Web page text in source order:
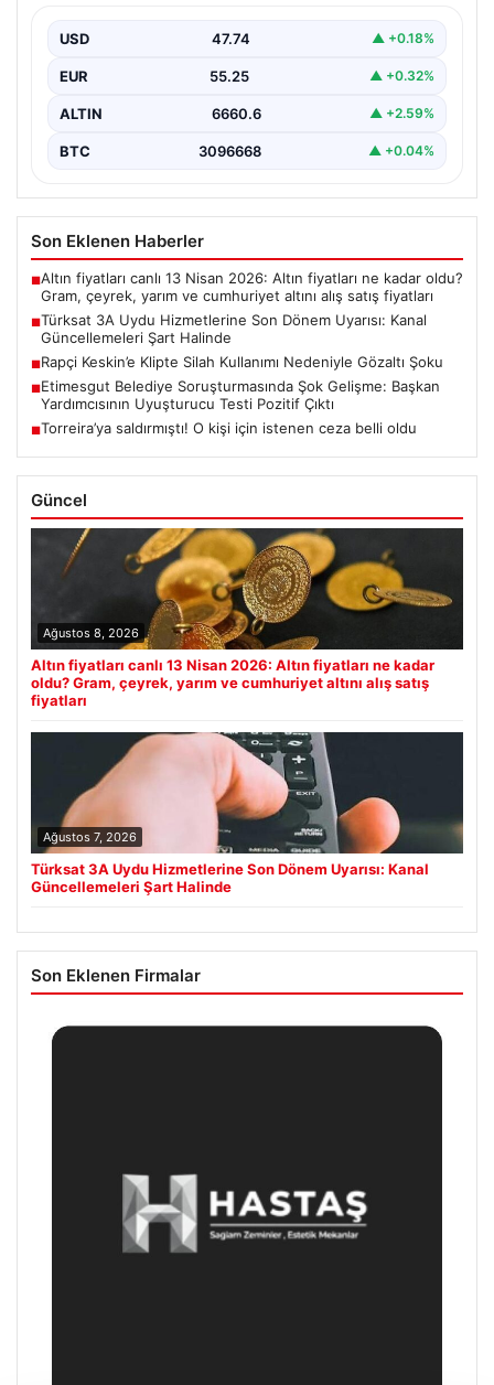
Türksat 3A uydusu, uzun yıllar boyunca Türkiye'nin
USD 47.74 ▲ +0.18%
EUR 55.25 ▲ +0.32%
ALTIN 6660.6 ▲ +2.59%
BTC 3096668 ▲ +0.04%
Son Eklenen Haberler
■Altın fiyatları canlı 13 Nisan 2026: Altın fiyatları ne kadar oldu?
Gram, çeyrek, yarım ve cumhuriyet altını alış satış fiyatları
■Türksat 3A Uydu Hizmetlerine Son Dönem Uyarısı: Kanal
Güncellemeleri Şart Halinde
■Rapçi Keskin’e Klipte Silah Kullanımı Nedeniyle Gözaltı Şoku
■Etimesgut Belediye Soruşturmasında Şok Gelişme: Başkan
Yardımcısının Uyuşturucu Testi Pozitif Çıktı
■Torreira’ya saldırmıştı! O kişi için istenen ceza belli oldu
Güncel
Ağustos 8, 2026
Altın fiyatları canlı 13 Nisan 2026: Altın fiyatları ne kadar
oldu? Gram, çeyrek, yarım ve cumhuriyet altını alış satış
fiyatları
Ağustos 7, 2026
Türksat 3A Uydu Hizmetlerine Son Dönem Uyarısı: Kanal
Güncellemeleri Şart Halinde
Son Eklenen Firmalar